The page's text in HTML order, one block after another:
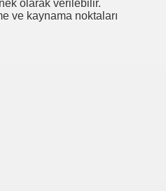
olarak verilebilir.
ve kaynama noktaları